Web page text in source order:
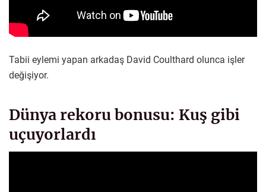
Tabii eylemi yapan arkadaş David Coulthard olunca işler
değişiyor.
Dünya rekoru bonusu: Kuş gibi
uçuyorlardı